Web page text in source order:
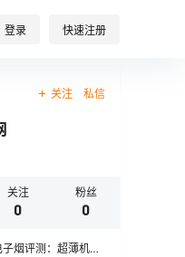
登录 快速注册
关注 私信
关注
0
粉丝
0
烟评测：超薄机